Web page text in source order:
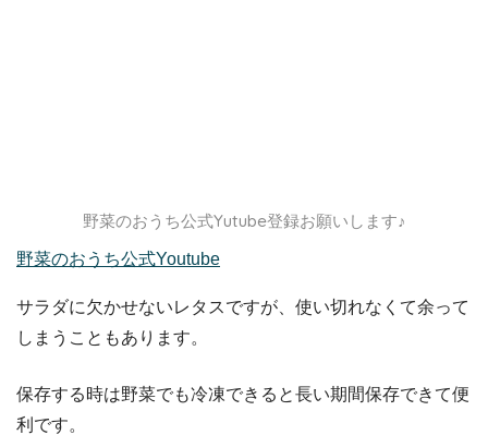
野菜のおうち公式Yutube登録お願いします♪
野菜のおうち公式Youtube
サラダに欠かせないレタスですが、使い切れなくて余って
しまうこともあります。
保存する時は野菜でも冷凍できると長い期間保存できて便
利です。